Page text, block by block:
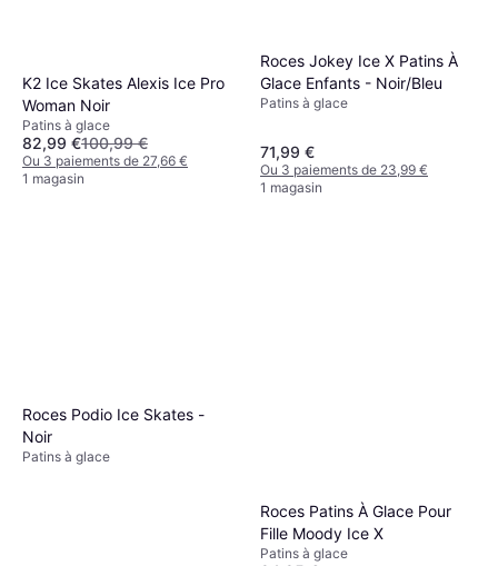
K2 Ice Skates Alexis Ice Pro
Woman Noir
Patins à glace
82,99 €100,99 €
Ou 3 paiements de 27,66 €
1 magasin
Roces Jokey Ice X Patins À
Glace Enfants - Noir/Bleu
Patins à glace
71,99 €
Ou 3 paiements de 23,99 €
1 magasin
Roces Podio Ice Skates -
Noir
Patins à glace
Roces Patins À Glace Pour
Fille Moody Ice X
Patins à glace